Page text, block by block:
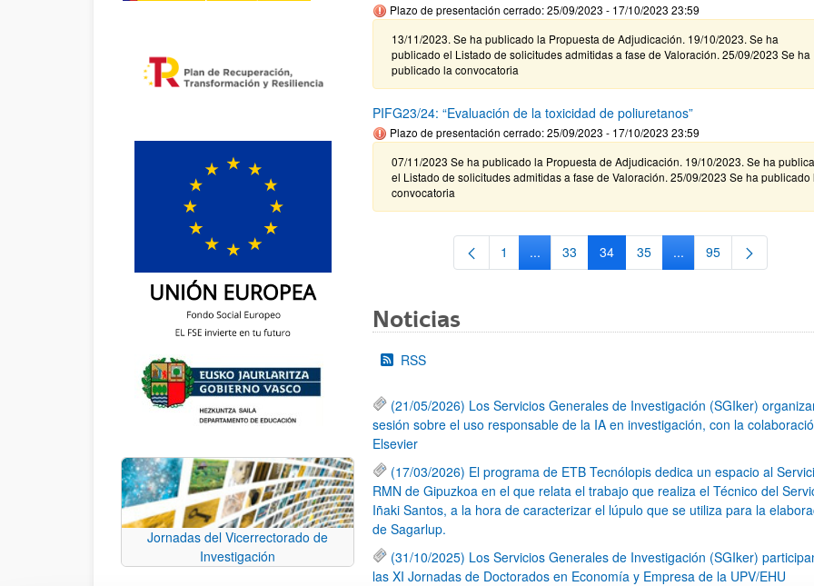
Jornadas del Vicerrectorado de
Investigación
Plazo de presentación cerrado: 25/09/2023 - 17/10/2023 23:59
13/11/2023. Se ha publicado la Propuesta de Adjudicación. 19/10/2023. Se ha
publicado el Listado de solicitudes admitidas a fase de Valoración. 25/09/2023 Se ha
publicado la convocatoria
PIFG23/24: “Evaluación de la toxicidad de poliuretanos”
Plazo de presentación cerrado: 25/09/2023 - 17/10/2023 23:59
07/11/2023 Se ha publicado la Propuesta de Adjudicación. 19/10/2023. Se ha
el Listado de solicitudes admitidas a fase de Valoración. 25/09/2023 Se ha publicado
convocatoria
Página
1 ...Páginas intermedias Use TAB para desplazarse.
Página
33 Página
34 Página
35 ...Páginas intermedias
Página
95
Noticias
RSS
(21/05/2026) Los Servicios Generales de Investigación (SGIker)
sesión sobre el uso responsable de la IA en investigación, con la
Elsevier
(17/03/2026) El programa de ETB Tecnólopis dedica un espacio al
RMN de Gipuzkoa en el que relata el trabajo que realiza el Técnico del
Iñaki Santos, a la hora de caracterizar el lúpulo que se utiliza para la
de Sagarlup.
(31/10/2025) Los Servicios Generales de Investigación (SGIker)
las XI Jornadas de Doctorados en Economía y Empresa de la UPV/EHU